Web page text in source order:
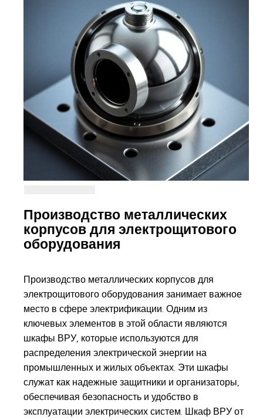
Производство металлических
корпусов для электрощитового
оборудования
Производство металлических корпусов для
электрощитового оборудования занимает важное
место в сфере электрификации. Одним из
ключевых элементов в этой области являются
шкафы ВРУ, которые используются для
распределения электрической энергии на
промышленных и жилых объектах. Эти шкафы
служат как надежные защитники и организаторы,
обеспечивая безопасность и удобство в
эксплуатации электрических систем. Шкаф ВРУ от